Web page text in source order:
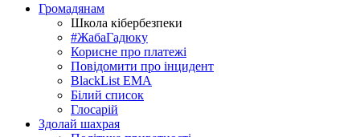
Громадянам
Школа кібербезпеки
#ЖабаГадюку
Корисне про платежі
Повідомити про інцидент
BlackList EMA
Білий список
Глосарій
Здолай шахрая